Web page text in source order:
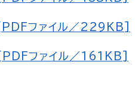
ファイル／229KB]
ファイル／161KB]